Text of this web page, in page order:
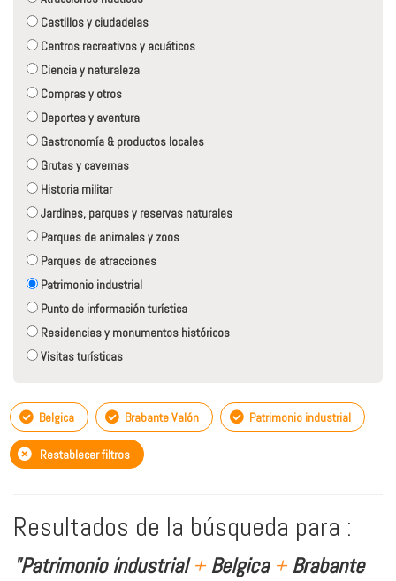
Castillos y ciudadelas
Centros recreativos y acuáticos
Ciencia y naturaleza
Compras y otros
Deportes y aventura
Gastronomía & productos locales
Grutas y cavernas
Historia militar
Jardines, parques y reservas naturales
Parques de animales y zoos
Parques de atracciones
Patrimonio industrial
Punto de información turística
Residencias y monumentos históricos
Visitas turísticas
Belgica Brabante Valón Patrimonio industrial
Restablecer filtros
Resultados de la búsqueda para :
"Patrimonio industrial+Belgica +Brabante